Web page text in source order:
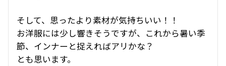
そして、思ったより素材が気持ちいい！！
お洋服には少し響きそうですが、これから暑い季
節、インナーと捉えればアリかな？
とも思います。